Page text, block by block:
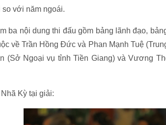
so với năm ngoái.
ba nội dung thi đấu gồm bảng lãnh đạo,
về Trần Hồng Đức và Phan Mạnh Tuệ
(Sở Ngoại vụ tỉnh Tiền Giang) và Vương
Kỳ tại giải: